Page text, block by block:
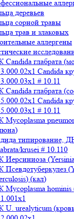
деревьев
сорной травы
трав и злаковых
аллергены
глабрата
Candida
# 10.11
глабрата
Candida
# 10.11
типирование,
krusei # 10.110
(кал)
hominis
U. urealyticum